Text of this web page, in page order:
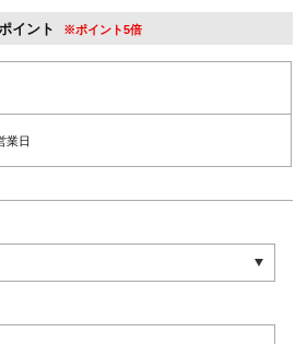
イント ※ポイント5倍
業日